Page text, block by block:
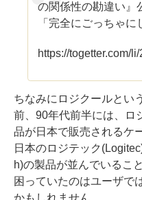
の関係性の勘違い』
「完全にごっちゃ
https://togetter.com/
ちなみにロジクールとい
前、90年代前半には、ロ
品が日本で販売されるケ
日本のロジテック
h)の製品が並んでいるこ
困っていたのはユーザで